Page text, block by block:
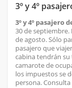
3º y 4º
3º y 4º pasajero
30 de septiembre.
de agosto. Sólo
pasajero que
cabina tendrán
camarote de
los impuestos se
persona.